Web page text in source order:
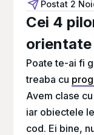
Postat 2
Cei 4
Poate te-ai fi
treaba cu
Avem clase
iar obiectele
cod. Ei bine,